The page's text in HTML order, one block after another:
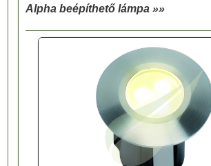
Alpha beépíthető lámpa »»